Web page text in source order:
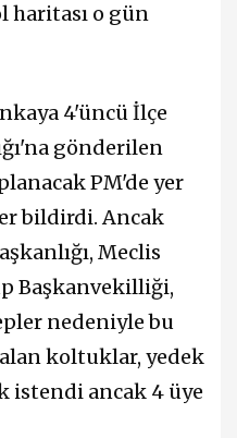
haritası o gün
4'üncü İlçe
gönderilen
PM'de yer
bildirdi. Ancak
Meclis
Başkanvekilliği,
nedeniyle bu
koltuklar, yedek
istendi ancak 4 üye